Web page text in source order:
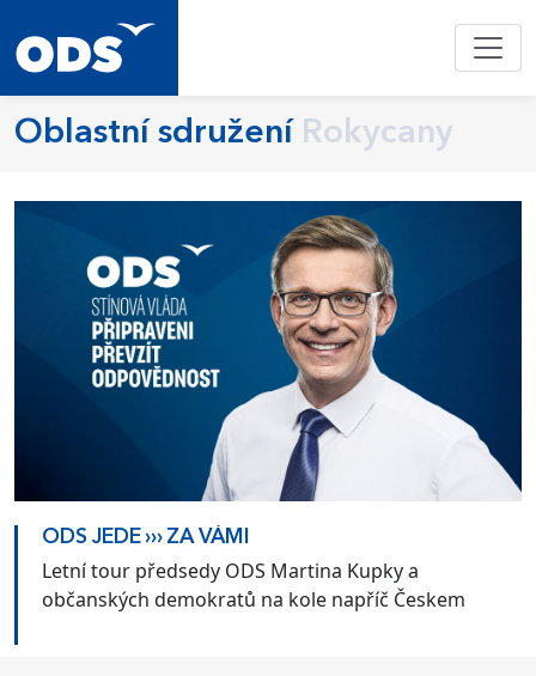
Oblastní sdružení Rokycany
ODS JEDE ››› ZA VÁMI
Letní tour předsedy ODS Martina Kupky a
občanských demokratů na kole napříč Českem